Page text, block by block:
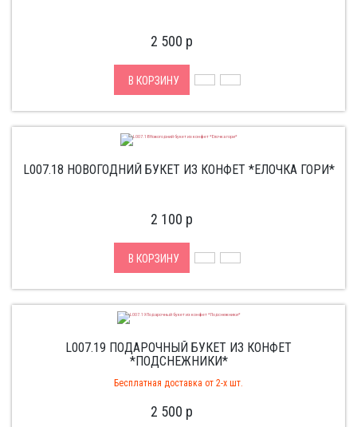
2 500 p
В КОРЗИНУ
L007.18 НОВОГОДНИЙ БУКЕТ ИЗ КОНФЕТ *ЕЛОЧКА ГОРИ*
2 100 p
В КОРЗИНУ
L007.19 ПОДАРОЧНЫЙ БУКЕТ ИЗ КОНФЕТ
*ПОДСНЕЖНИКИ*
Бесплатная доставка от 2-х шт.
2 500 p